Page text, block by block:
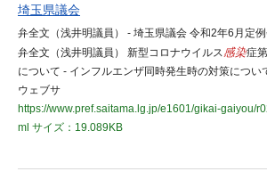
埼玉県議会
弁全文（浅井明議員） - 埼玉県議会 令和2年6月定
弁全文（浅井明議員） 新型コロナウイルス感染症
について - インフルエンザ同時発生時の対策につい
ウェブサ
https://www.pref.saitama.lg.jp/e1601/gikai-gaiyou/
ml サイズ：19.089KB